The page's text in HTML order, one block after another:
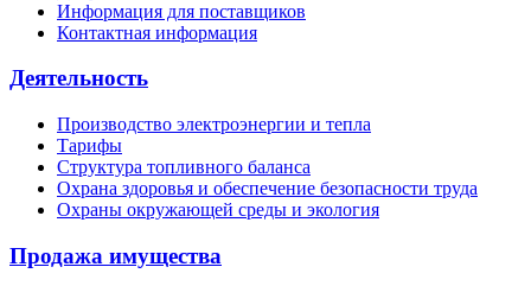
Информация для поставщиков
Контактная информация
Деятельность
Производство электроэнергии и тепла
Тарифы
Структура топливного баланса
Охрана здоровья и обеспечение безопасности труда
Охраны окружающей среды и экология
Продажа имущества